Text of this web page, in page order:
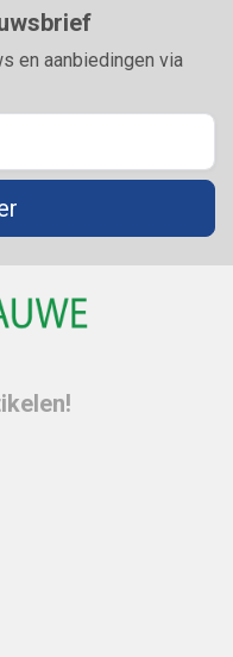
en aanbiedingen via